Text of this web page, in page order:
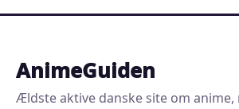
AnimeGuiden
Ældste aktive danske site om anime,